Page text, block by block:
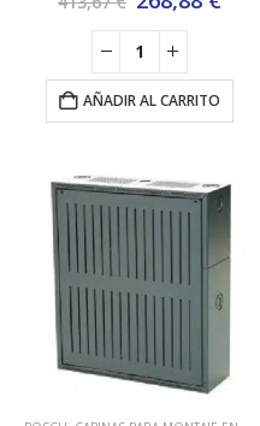
precio
original
era:
413,67 €.
AÑADIR AL CARRITO